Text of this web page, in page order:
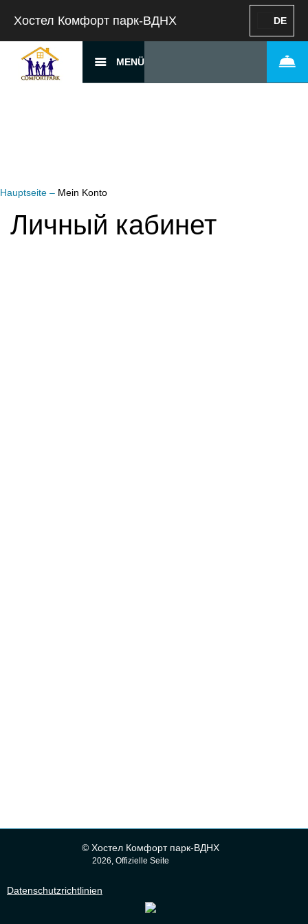
Хостел Комфорт парк-ВДНХ DE
MENÜ
Hauptseite – Mein Konto
Личный кабинет
© Хостел Комфорт парк-ВДНХ
2026, Offizielle Seite
Datenschutzrichtlinien